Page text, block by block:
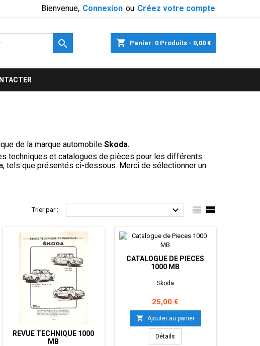
Bienvenue, Connexion ou Créez votre compte
shopping_cart Panier: 0 Produits - 0,00 €

de la marque automobile Skoda.
techniques et catalogues de pièces pour les différents
tels que présentés ci-dessous. Merci de sélectionner un
Trier par :   
REVUE TECHNIQUE 1000
MB
CATALOGUE DE PIECES
1000 MB
Skoda
Prix
25,00 €
 Ajouter au panier
Détails